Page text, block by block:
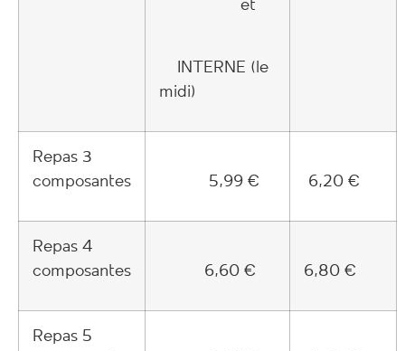
et
INTERNE (le
midi)
Repas 3
composantes
5,99 € 6,20 €
Repas 4
composantes
6,60 € 6,80 €
Repas 5